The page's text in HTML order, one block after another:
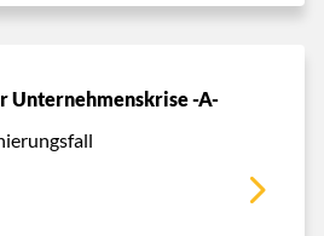
Unternehmenskrise -A-